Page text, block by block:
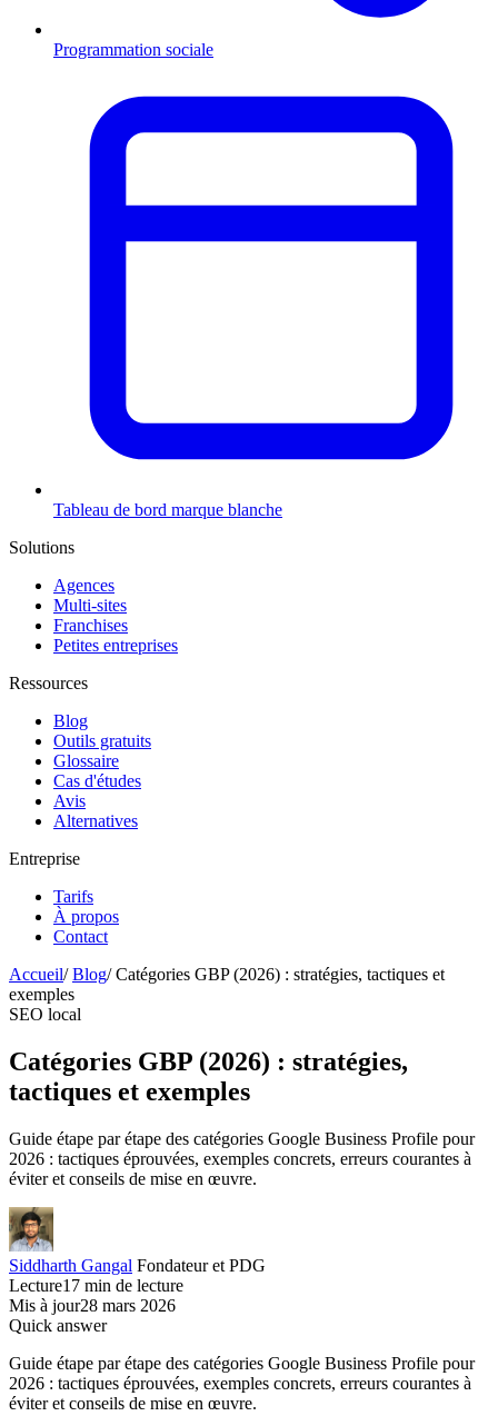
Programmation sociale
Tableau de bord marque blanche
Solutions
Agences
Multi-sites
Franchises
Petites entreprises
Ressources
Blog
Outils gratuits
Glossaire
Cas d'études
Avis
Alternatives
Entreprise
Tarifs
À propos
Contact
Accueil/ Blog/ Catégories GBP (2026) : stratégies, tactiques et
exemples
SEO local
Catégories GBP (2026) : stratégies,
tactiques et exemples
Guide étape par étape des catégories Google Business Profile pour
2026 : tactiques éprouvées, exemples concrets, erreurs courantes à
éviter et conseils de mise en œuvre.
Siddharth Gangal Fondateur et PDG
Lecture17 min de lecture
Mis à jour28 mars 2026
Quick answer
Guide étape par étape des catégories Google Business Profile pour
2026 : tactiques éprouvées, exemples concrets, erreurs courantes à
éviter et conseils de mise en œuvre.